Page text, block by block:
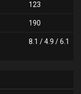
123
190
8.1 / 4.9 / 6.1